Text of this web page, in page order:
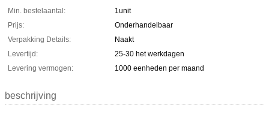
Min. bestelaantal:
1unit
Prijs:
Onderhandelbaar
Verpakking Details:
Naakt
Levertijd:
25-30 het werkdagen
Levering vermogen:
1000 eenheden per maand
beschrijving